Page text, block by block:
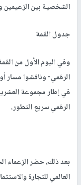
الشخصية بين الزعيمين
جدول القمة
وفي اليوم الأول من
الرقمي- وناقشوا مسار
في إطار مجموعة
الرقمي سريع التطور.
بعد ذلك، حضر الزعماء
العالمي للتجارة